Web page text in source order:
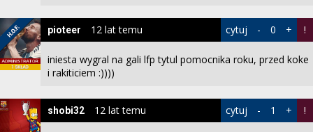
iniesta wygral na gali lfp tytul pomocnika roku, przed koke
i rakiticiem :))))
pioteer 12 lat temu cytuj - 0 + !
shobi32 12 lat temu cytuj - 1 + !